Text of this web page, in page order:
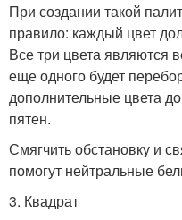
При создании такой
правило: каждый цвет
Все три цвета являются
еще одного будет
дополнительные цвета
пятен.
Смягчить обстановку и
помогут нейтральные
3. Квадрат